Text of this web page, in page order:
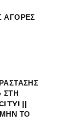
ΑΓΟΡΕΣ
ΣΤΗ
||
ΜΗΝ ΤΟ